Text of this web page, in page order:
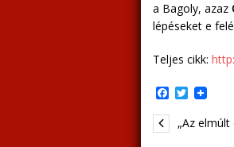
a Bagoly, azaz
lépéseket e
Teljes cikk:
c
e
T
i
t
„Az